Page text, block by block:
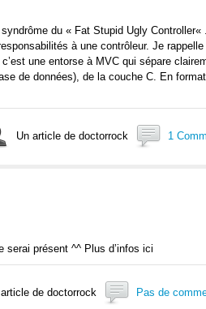
du « Fat Stupid Ugly Controller«
à une contrôleur. Je rappelle
une entorse à MVC qui sépare
de données), de la couche C. En
Un article de doctorrock 1
serai présent ^^ Plus d’infos ici
de doctorrock Pas de